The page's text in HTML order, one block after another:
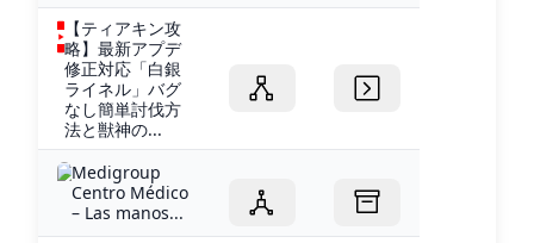
【ティアキン攻
略】最新アプデ
修正対応「白銀
ライネル」バグ
なし簡単討伐方
法と獣神の...
Medigroup
Centro Médico
– Las manos...